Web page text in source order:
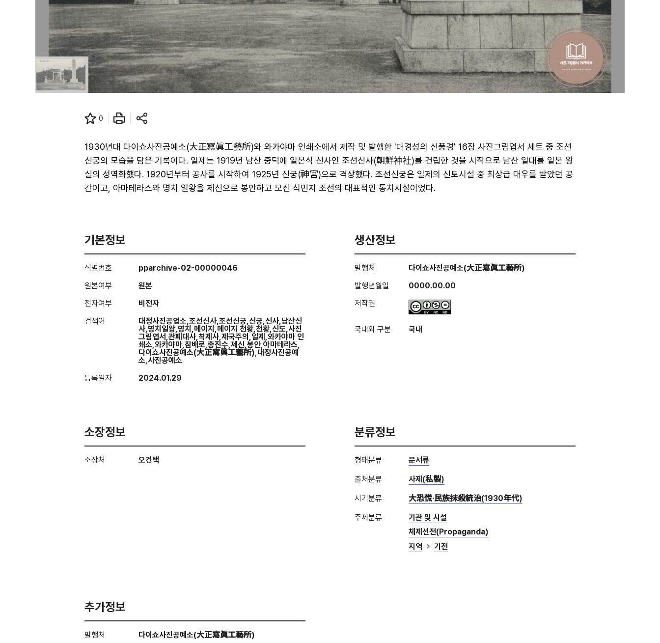
0
1930년대 다이쇼사진공예소(大正寫眞工藝所)와 와카야마 인쇄소에서 제작 및 발행한 '대경성의 신풍경' 16장 사진그림엽서 세트 중 조선
신궁의 모습을 담은 기록이다. 일제는 1919년 남산 중턱에 일본식 신사인 조선신사(朝鮮神社)를 건립한 것을 시작으로 남산 일대를 일본 왕
실의 성역화했다. 1920년부터 공사를 시작하여 1925년 신궁(神宮)으로 격상했다. 조선신궁은 일제의 신토시설 중 최상급 대우를 받았던 공
간이고, 아마테라스와 명치 일왕을 제신으로 봉안하고 모신 식민지 조선의 대표적인 통치시설이었다.
기본정보
식별번호
pparchive-02-00000046
원본여부
원본
전자여부
비전자
검색어
대정사진공업소,조선신사,조선신궁,신궁,신사,남산신
사,명치일왕,명치,메이지,메이지 천황,천황,신도,사진
그림엽서,관폐대사,칙제사,제국주의,일제,와카야마 인
쇄소,와카야마,참배로,총진수,제신,봉안,아마테라스,
다이쇼사진공예소(大正寫眞工藝所),대정사진공예
소,사진공예소
등록일자
2024.01.29
생산정보
발행처
다이쇼사진공예소(大正寫眞工藝所)
발행년월일
0000.00.00
저작권
국내외 구분 국내
소장정보
소장처 오건택
분류정보
형태분류 문서류
출처분류 사제(私製)
시기분류 大恐慌·民族抹殺統治(1930年代)
주제분류
기관 및 시설
체제선전(Propaganda)
지역
기전
추가정보
발행처 다이쇼사진공예소(大正寫眞工藝所)